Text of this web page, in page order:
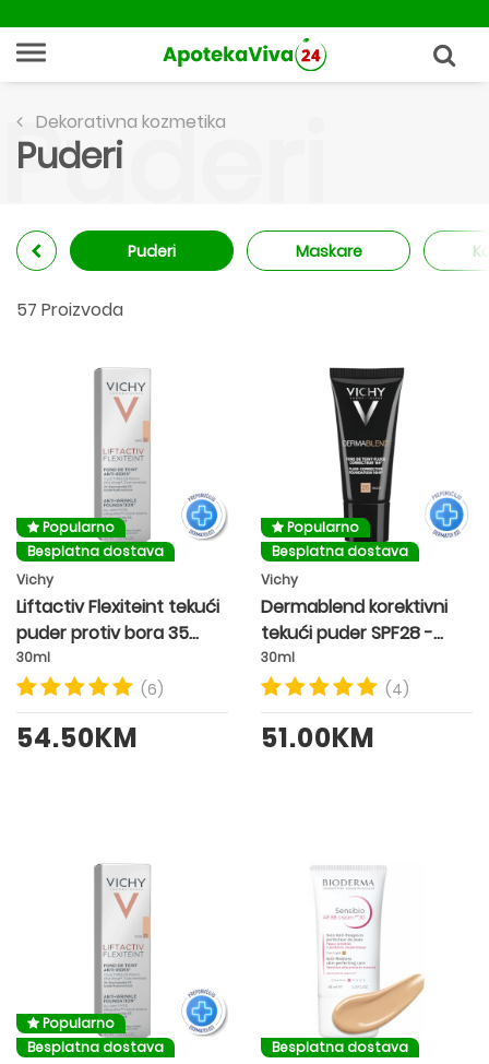
Dekorativna kozmetika
Puderi
Puderi
Puderi Maskare
57 Proizvoda
Popularno
Besplatna dostava
Vichy
Liftactiv Flexiteint tekući
puder protiv bora 35
MOYEN. SAND
30ml
(6)
54.50KM
Popularno
Besplatna dostava
Vichy
Dermablend korektivni
tekući puder SPF28 -
nijansa 25 NUDE
30ml
(4)
51.00KM
Popularno
Besplatna dostava
Besplatna dostava